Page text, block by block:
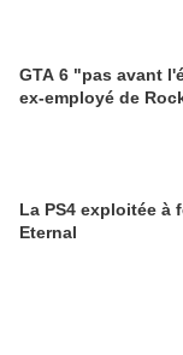
GTA 6 "pas avant
ex-employé de
La PS4 exploitée à
Eternal